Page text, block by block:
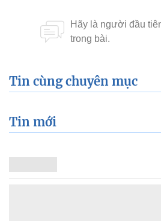
Tin cùng chuyên mục
Tin mới